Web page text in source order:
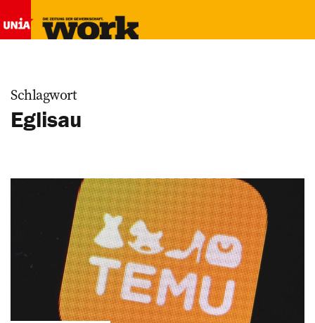
Schlagwort
Eglisau